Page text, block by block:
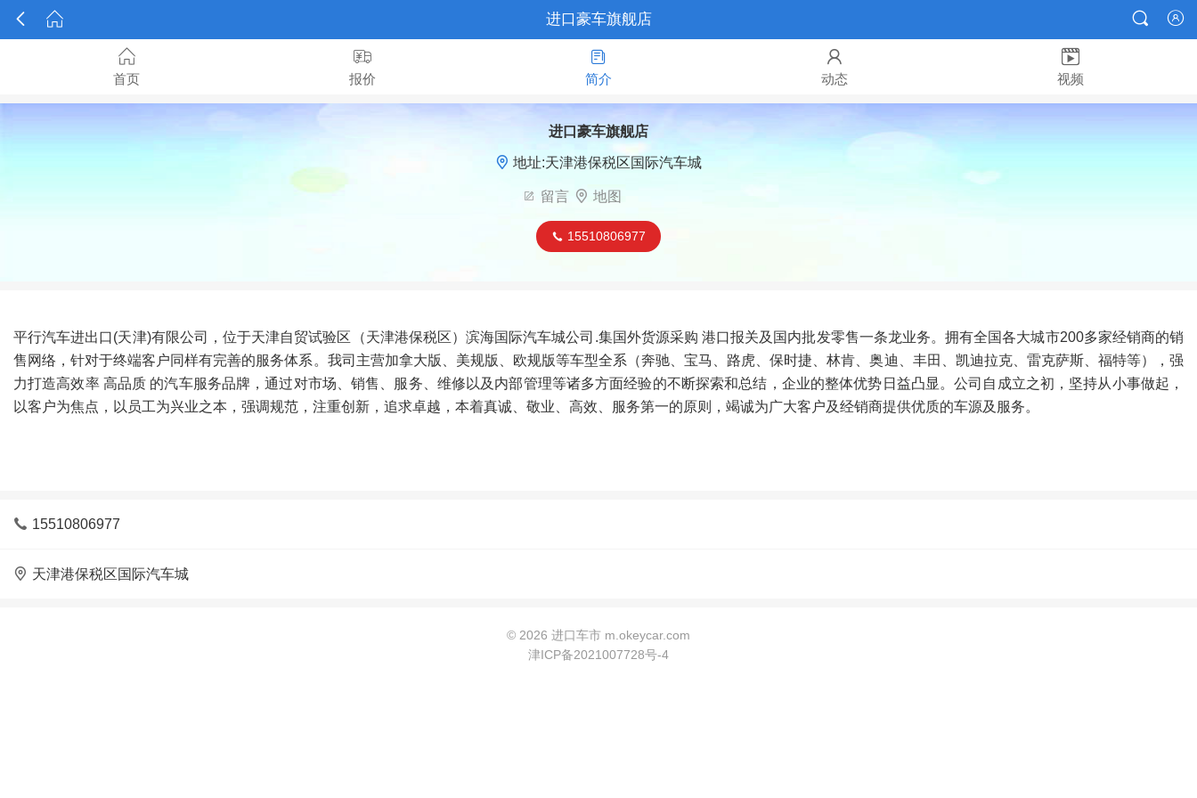
  进口豪车旗舰店 


首页

报价

简介

动态

视频
进口豪车旗舰店
 地址:天津港保税区国际汽车城
 留言  地图
 15510806977
平行汽车进出口(天津)有限公司，位于天津自贸试验区（天津港保税区）滨海国际汽车城公司.集国外货源采购 港口报关及国内批发零售一条龙业务。拥有全国各大城市200多家经销商的销
售网络，针对于终端客户同样有完善的服务体系。我司主营加拿大版、美规版、欧规版等车型全系（奔驰、宝马、路虎、保时捷、林肯、奥迪、丰田、凯迪拉克、雷克萨斯、福特等），强
力打造高效率 高品质 的汽车服务品牌，通过对市场、销售、服务、维修以及内部管理等诸多方面经验的不断探索和总结，企业的整体优势日益凸显。公司自成立之初，坚持从小事做起，
以客户为焦点，以员工为兴业之本，强调规范，注重创新，追求卓越，本着真诚、敬业、高效、服务第一的原则，竭诚为广大客户及经销商提供优质的车源及服务。
 15510806977
 天津港保税区国际汽车城
© 2026 进口车市 m.okeycar.com
津ICP备2021007728号-4